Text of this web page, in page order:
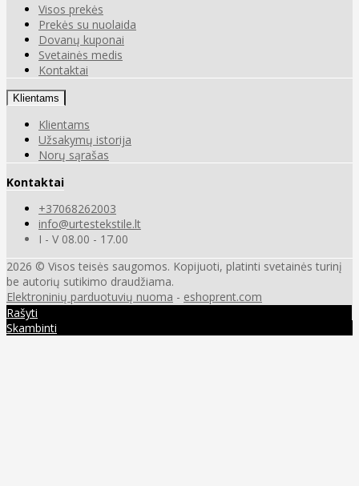
Visos prekės
Prekės su nuolaida
Dovanų kuponai
Svetainės medis
Kontaktai
Klientams
Klientams
Užsakymų istorija
Norų sąrašas
Kontaktai
+37068262003
info@urtestekstile.lt
I - V 08.00 - 17.00
2026 © Visos teisės saugomos. Kopijuoti, platinti svetainės turinį
be autorių sutikimo draudžiama.
Elektroninių parduotuvių nuoma - eshoprent.com
Rašyti
Skambinti